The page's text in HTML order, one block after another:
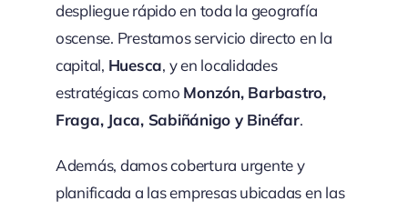
despliegue rápido en toda la geografía
oscense. Prestamos servicio directo en la
capital, Huesca, y en localidades
estratégicas como Monzón, Barbastro,
Fraga, Jaca, Sabiñánigo y Binéfar.
Además, damos cobertura urgente y
planificada a las empresas ubicadas en las